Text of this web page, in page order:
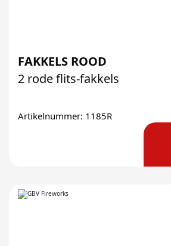
FAKKELS ROOD
2 rode flits-fakkels
Artikelnummer: 1185R